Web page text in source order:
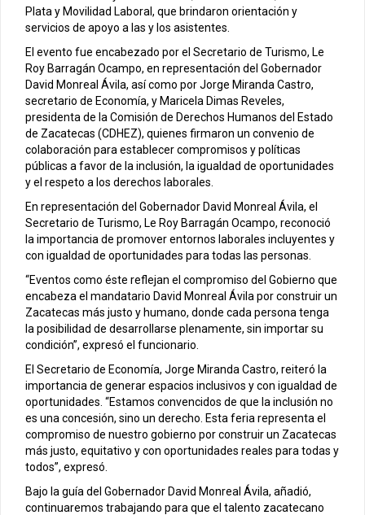
Plata y Movilidad Laboral, que brindaron orientación y
servicios de apoyo a las y los asistentes.
El evento fue encabezado por el Secretario de Turismo, Le
Roy Barragán Ocampo, en representación del Gobernador
David Monreal Ávila, así como por Jorge Miranda Castro,
secretario de Economía, y Maricela Dimas Reveles,
presidenta de la Comisión de Derechos Humanos del Estado
de Zacatecas (CDHEZ), quienes firmaron un convenio de
colaboración para establecer compromisos y políticas
públicas a favor de la inclusión, la igualdad de oportunidades
y el respeto a los derechos laborales.
En representación del Gobernador David Monreal Ávila, el
Secretario de Turismo, Le Roy Barragán Ocampo, reconoció
la importancia de promover entornos laborales incluyentes y
con igualdad de oportunidades para todas las personas.
“Eventos como éste reflejan el compromiso del Gobierno que
encabeza el mandatario David Monreal Ávila por construir un
Zacatecas más justo y humano, donde cada persona tenga
la posibilidad de desarrollarse plenamente, sin importar su
condición”, expresó el funcionario.
El Secretario de Economía, Jorge Miranda Castro, reiteró la
importancia de generar espacios inclusivos y con igualdad de
oportunidades. “Estamos convencidos de que la inclusión no
es una concesión, sino un derecho. Esta feria representa el
compromiso de nuestro gobierno por construir un Zacatecas
más justo, equitativo y con oportunidades reales para todas y
todos”, expresó.
Bajo la guía del Gobernador David Monreal Ávila, añadió,
continuaremos trabajando para que el talento zacatecano